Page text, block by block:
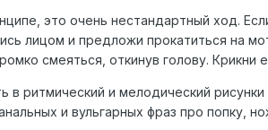
это очень нестандартный ход.
лицом и предложи прокатиться на
смеяться, откинув голову.
в ритмический и мелодический
и вульгарных фраз про попку,